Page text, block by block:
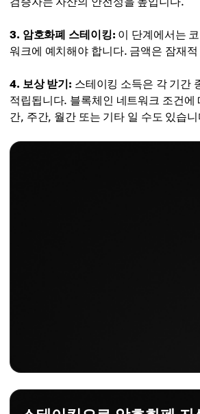
3. 암호화폐 스테이킹: 이 단계에서는
워크에 예치해야 합니다. 금액은 잠재
4. 보상 받기: 스테이킹 소득은 각 기간
적립됩니다. 블록체인 네트워크 조건에
간, 주간, 월간 또는 기타 일 수도 있습